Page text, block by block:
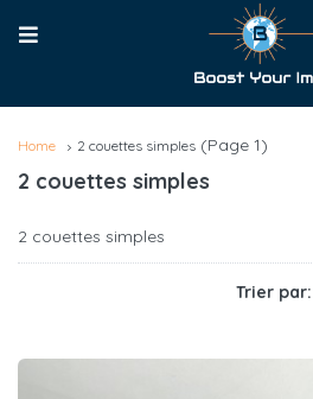
Home 2 couettes simples (Page 1)
2 couettes simples
2 couettes simples
Trier par: